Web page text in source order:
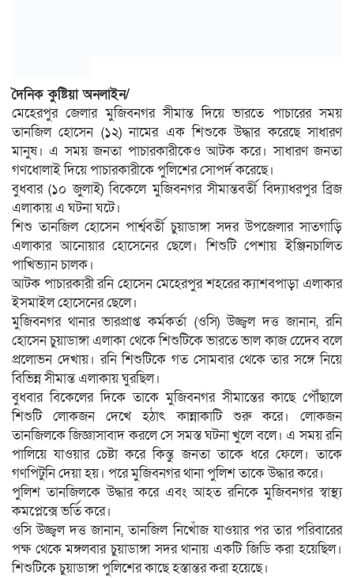
দৈনিক কুষ্টিয়া অনলাইন/
মেহেরপুর জেলার মুজিবনগর সীমান্ত দিয়ে ভারতে পাচারের সময়
তানজিল হোসেন (১২) নামের এক শিশুকে উদ্ধার করেছে সাধারণ
মানুষ। এ সময় জনতা পাচারকারীকেও আটক করে। সাধারণ জনতা
গণধোলাই দিয়ে পাচারকারীকে পুলিশের সোপর্দ করেছে।
বুধবার (১০ জুলাই) বিকেলে মুজিবনগর সীমান্তবর্তী বিদ্যাধরপুর ব্রিজ
এলাকায় এ ঘটনা ঘটে।
শিশু তানজিল হোসেন পার্শ্ববর্তী চুয়াডাঙ্গা সদর উপজেলার সাতগাড়ি
এলাকার আনোয়ার হোসেনের ছেলে। শিশুটি পেশায় ইঞ্জিনচালিত
পাখিভ্যান চালক।
আটক পাচারকারী রনি হোসেন মেহেরপুর শহরের ক্যাশবপাড়া এলাকার
ইসমাইল হোসেনের ছেলে।
মুজিবনগর থানার ভারপ্রাপ্ত কর্মকর্তা (ওসি) উজ্জ্বল দত্ত জানান, রনি
হোসেন চুয়াডাঙ্গা এলাকা থেকে শিশুটিকে ভারতে ভাল কাজ দেেেব বলে
প্রলোভন দেখায়। রনি শিশুটিকে গত সোমবার থেকে তার সঙ্গে নিয়ে
বিভিন্ন সীমান্ত এলাকায় ঘুরছিল।
বুধবার বিকেলের দিকে তাকে মুজিবনগর সীমান্তের কাছে পৌঁছালে
শিশুটি লোকজন দেখে হঠাৎ কান্নাকাটি শুরু করে। লোকজন
তানজিলকে জিজ্ঞাসাবাদ করলে সে সমস্ত ঘটনা খুলে বলে। এ সময় রনি
পালিয়ে যাওয়ার চেষ্টা করে কিন্তু জনতা তাকে ধরে ফেলে। তাকে
গণপিটুনি দেয়া হয়। পরে মুজিবনগর থানা পুলিশ তাকে উদ্ধার করে।
পুলিশ তানজিলকে উদ্ধার করে এবং আহত রনিকে মুজিবনগর স্বাস্থ্য
কমপ্লেক্সে ভর্তি করে।
ওসি উজ্জ্বল দত্ত জানান, তানজিল নিখোঁজ যাওয়ার পর তার পরিবারের
পক্ষ থেকে মঙ্গলবার চুয়াডাঙ্গা সদর থানায় একটি জিডি করা হয়েছিল।
শিশুটিকে চুয়াডাঙ্গা পুলিশের কাছে হস্তান্তর করা হয়েছে।